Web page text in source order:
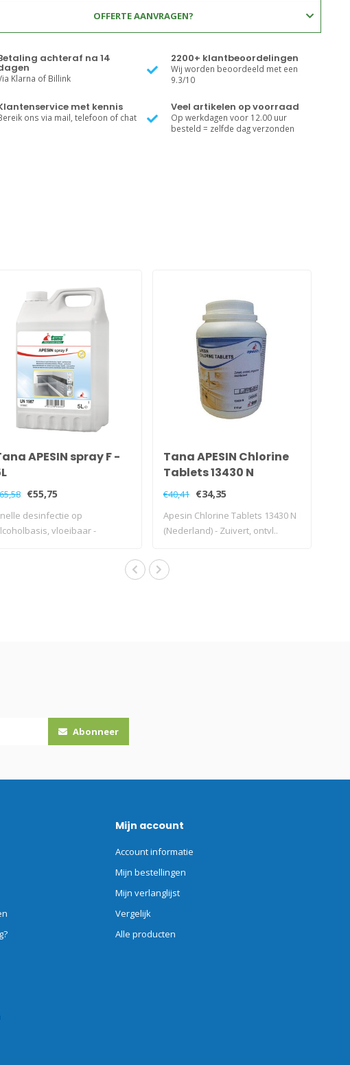
OFFERTE AANVRAGEN?
achteraf na 14
Klarna of Billink
2200+ klantbeoordelingen
Wij worden beoordeeld met een
9.3/10
met kennis
ons via mail, telefoon of chat
Veel artikelen op voorraad
Op werkdagen voor 12.00 uur
besteld = zelfde dag verzonden
APESIN spray F -
€55,75
desinfectie op
vloeibaar -
Tana APESIN Chlorine
Tablets 13430 N
(Nederland) - 810gram
€40,41 €34,35
Apesin Chlorine Tablets 13430 N
(Nederland) - Zuivert, ontvl..
Abonneer
Mijn account
Account informatie
Mijn bestellingen
Mijn verlanglijst
Vergelijk
Alle producten